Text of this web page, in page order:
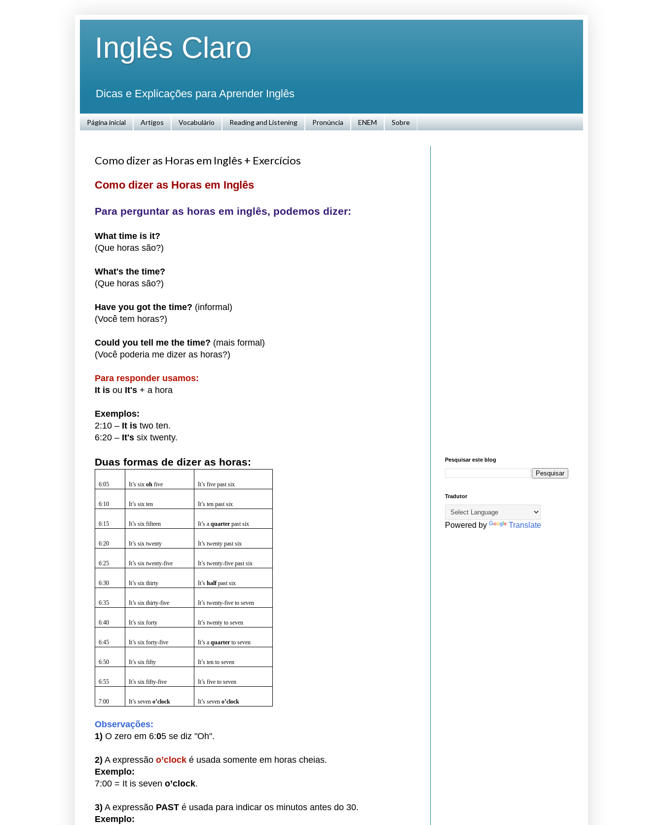
Inglês Claro
Dicas e Explicações para Aprender Inglês
Página inicial Artigos Vocabulário Reading and Listening Pronúncia ENEM Sobre
Como dizer as Horas em Inglês + Exercícios
Como dizer as Horas em Inglês
Para perguntar as horas em inglês, podemos dizer:
What time is it?
(Que horas são?)
What's the time?
(Que horas são?)
Have you got the time? (informal)
(Você tem horas?)
Could you tell me the time? (mais formal)
(Você poderia me dizer as horas?)
Para responder usamos:
It is ou It's + a hora
Exemplos:
2:10 – It is two ten.
6:20 – It's six twenty.
Duas formas de dizer as horas:
6:05 It’s sixoh five It’s five past six
6:10 It’s six ten It’s ten past six
6:15 It’s six fifteen It’s aquarter past six
6:20 It’s six twenty It’s twenty past six
6:25 It’s six twenty-five It’s twenty-five past six
6:30 It’s six thirty It’shalfpast six
6:35 It’s six thirty-five It’s twenty-five to seven
6:40 It’s six forty It’s twenty to seven
6:45 It’s six forty-five It’s aquarter to seven
6:50 It’s six fifty It’s ten to seven
6:55 It’s six fifty-five It’s five to seven
7:00 It’s seveno’clock It’s seveno’clock
Observações:
1) O zero em 6:05 se diz "Oh".
2) A expressão o’clock é usada somente em horas cheias.
Exemplo:
7:00 = It is seven o’clock.
3) A expressão PAST é usada para indicar os minutos antes do 30.
Exemplo:
Pesquisar este blog
Tradutor
Powered by Translate